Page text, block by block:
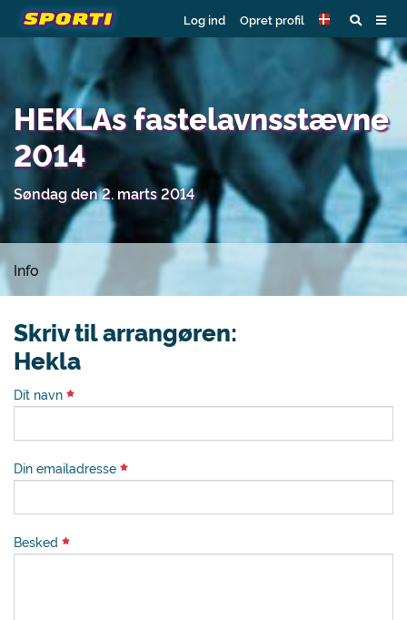
Log ind Opret profil
HEKLAs fastelavnsstævne
2014
Søndag den 2. marts 2014
Info
Skriv til arrangøren:
Hekla
Dit navn
Din emailadresse
Besked